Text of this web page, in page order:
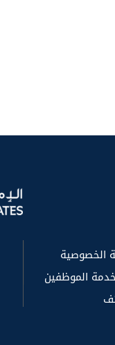
الخصوصية
الموظفين